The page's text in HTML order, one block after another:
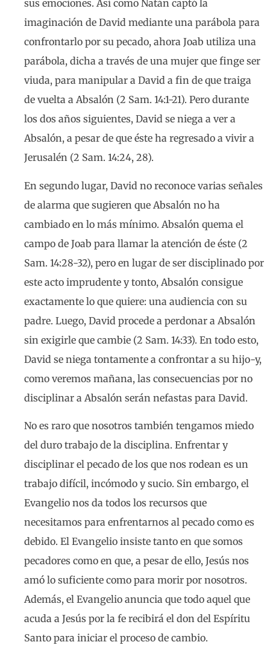
sus emociones. Así como Natán captó la
imaginación de David mediante una parábola para
confrontarlo por su pecado, ahora Joab utiliza una
parábola, dicha a través de una mujer que finge ser
viuda, para manipular a David a fin de que traiga
de vuelta a Absalón (2 Sam. 14:1-21). Pero durante
los dos años siguientes, David se niega a ver a
Absalón, a pesar de que éste ha regresado a vivir a
Jerusalén (2 Sam. 14:24, 28).
En segundo lugar, David no reconoce varias señales
de alarma que sugieren que Absalón no ha
cambiado en lo más mínimo. Absalón quema el
campo de Joab para llamar la atención de éste (2
Sam. 14:28-32), pero en lugar de ser disciplinado por
este acto imprudente y tonto, Absalón consigue
exactamente lo que quiere: una audiencia con su
padre. Luego, David procede a perdonar a Absalón
sin exigirle que cambie (2 Sam. 14:33). En todo esto,
David se niega tontamente a confrontar a su hijo-y,
como veremos mañana, las consecuencias por no
disciplinar a Absalón serán nefastas para David.
No es raro que nosotros también tengamos miedo
del duro trabajo de la disciplina. Enfrentar y
disciplinar el pecado de los que nos rodean es un
trabajo difícil, incómodo y sucio. Sin embargo, el
Evangelio nos da todos los recursos que
necesitamos para enfrentarnos al pecado como es
debido. El Evangelio insiste tanto en que somos
pecadores como en que, a pesar de ello, Jesús nos
amó lo suficiente como para morir por nosotros.
Además, el Evangelio anuncia que todo aquel que
acuda a Jesús por la fe recibirá el don del Espíritu
Santo para iniciar el proceso de cambio.